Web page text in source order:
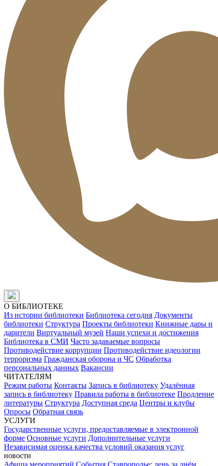
О БИБЛИОТЕКЕ
Из истории библиотеки Библиотека сегодня Документы
библиотеки Структура Проекты библиотеки Книжные дары и
дарители Виртуальный музей Наши успехи и достижения
Библиотека в СМИ Часто задаваемые вопросы
Противодействие коррупции Противодействие идеологии
терроризма Гражданская оборона и ЧС Обработка
персональных данных Вакансии
ЧИТАТЕЛЯМ
Режим работы Контакты Запись в библиотеку Удалённая
запись в библиотеку Правила работы в библиотеке Продление
литературы Структура Доступная среда Центры и клубы
Опросы Обратная связь
УСЛУГИ
Государственные услуги, предоставляемые в электронной
форме Основные услуги Дополнительные услуги
Независимая оценка качества условий оказания услуг
новости
Афиша мероприятий События Ставрополье: день за днём